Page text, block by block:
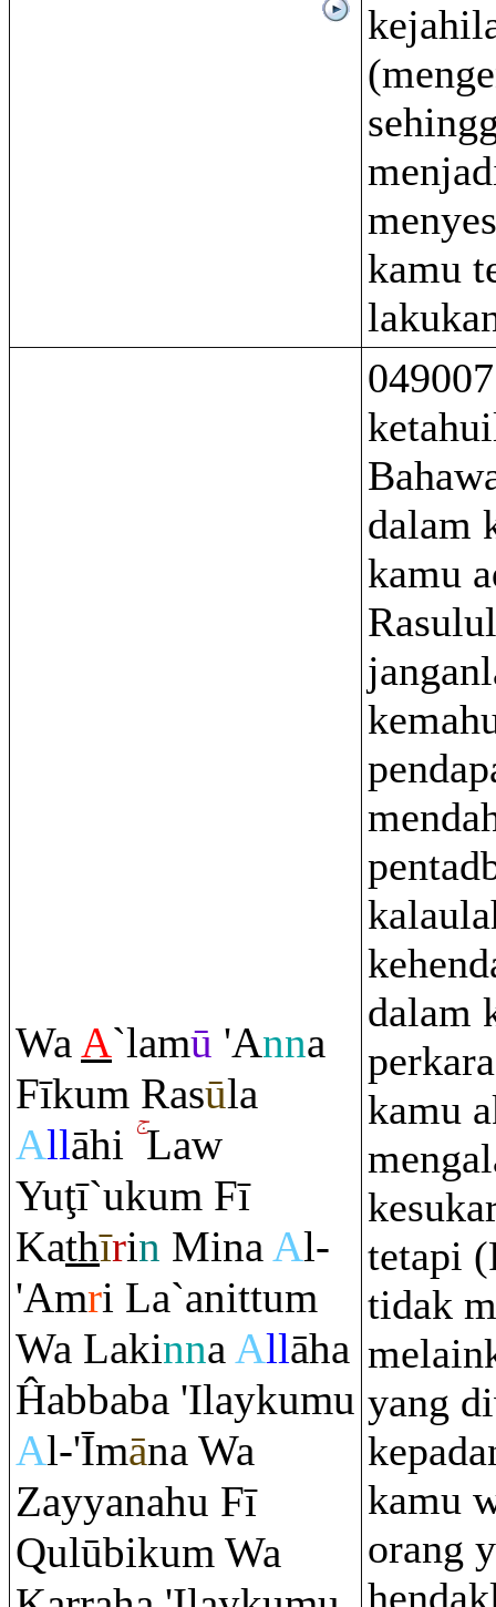
kamu
WaA`lamū 'Anna
Fīkum Rasūla
Allāhi Law
Yuţī`ukum Fī
Kathīrin MinaAl-
'Amri La`anittum
Wa LakinnaAllāha
Ĥabbaba 'Ilaykumu
Al-'Īmāna Wa
Zayyanahu Fī
Qulūbikum Wa
dalam
kamu
dalam
kamu
tetapi
tidak
yang
kamu
orang